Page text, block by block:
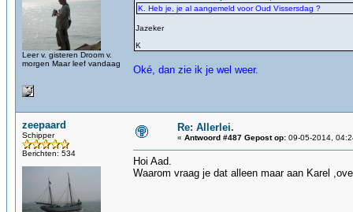
Leer v. gisteren Droom v.
morgen Maar leef vandaag
K. Heb je, je al aangemeld voor Oud Vissersdag ?
Jazeker
K
Oké, dan zie ik je wel weer.
zeepaard
Schipper
Berichten: 534
Re: Allerlei.
« Antwoord #487 Gepost op: 09-05-2014,
Hoi Aad.
Waarom vraag je dat alleen maar aan Karel